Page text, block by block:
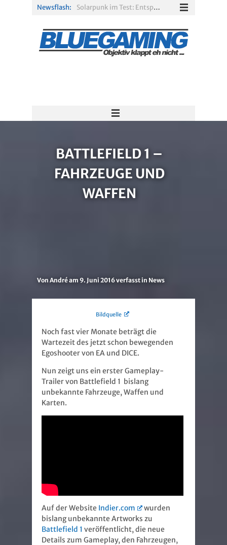
Newsflash:
Solarpunk im Test: Entspannter Aufbau über den Wolken
PS Plus Extra und Premium: Erste Abgänge für August 2026 bestätigt
Gamescom 2026: Sony fehlt zum siebten Mal in Folge
R.E.P.O. im Test: Chaos, Koop und viel Spannung
BATTLEFIELD 1 –
FAHRZEUGE UND
WAFFEN
Von Andréam 9. Juni 2016verfasst in News
Bildquelle
Noch fast vier Monate beträgt die
Wartezeit des jetzt schon bewegenden
Egoshooter von EA und DICE.
Nun zeigt uns ein erster Gameplay-
Trailer von Battlefield 1 bislang
unbekannte Fahrzeuge, Waffen und
Karten.
Auf der Website Indier.com
wurden
bislang unbekannte Artworks zu
Battlefield 1 veröffentlicht, die neue
Details zum Gameplay, den Fahrzeugen,